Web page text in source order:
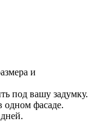
и
под вашу задумку.
одном фасаде.